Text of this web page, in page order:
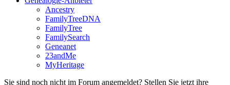
Ancestry
FamilyTreeDNA
FamilyTree
FamilySearch
Geneanet
23andMe
MyHeritage
Sie sind noch nicht im Forum angemeldet? Stellen Sie jetzt ihre